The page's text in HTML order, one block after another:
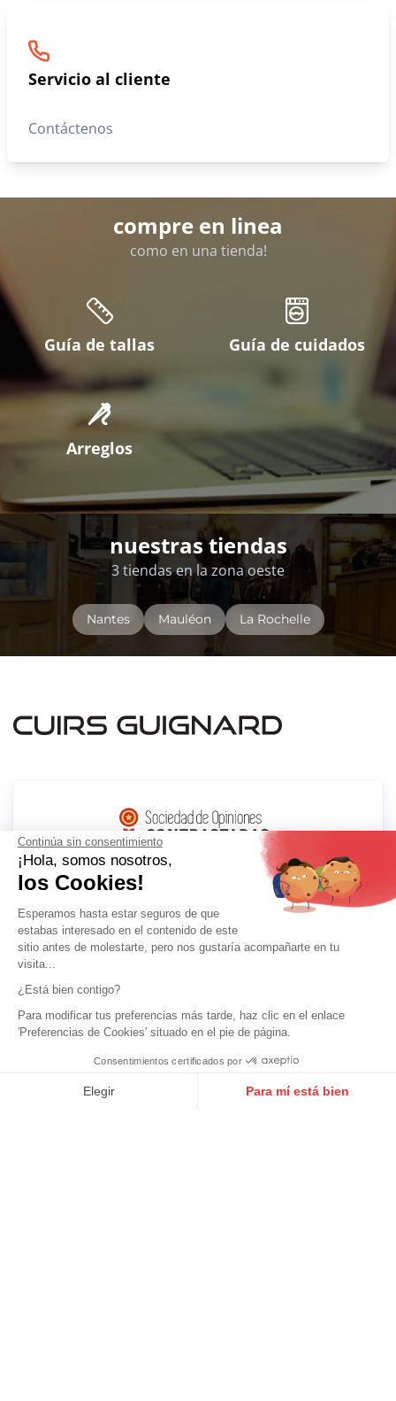
Continúa sin consentimiento
¡Hola, somos nosotros,
los Cookies!
Esperamos hasta estar seguros de que
estabas interesado en el contenido de este
sitio antes de molestarte, pero nos gustaría acompañarte en tu
visita...
¿Está bien contigo?
Para modificar tus preferencias más tarde, haz clic en el enlace
'Preferencias de Cookies' situado en el pie de página.
Consentimientos certificados por
Elegir Para mí está bien
Servicio al cliente
Contáctenos
compre en linea
como en una tienda!
Guía de tallas Guía de cuidados
Arreglos
nuestras tiendas
3 tiendas en la zona oeste
Nantes Mauléon La Rochelle
Ayuda & contacto
Guía de tallas
Talla grande
Guía de cuidados